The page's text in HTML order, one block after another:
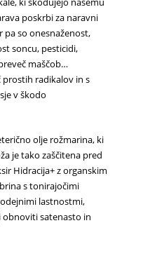
poskrbi za naravni
pa so onesnaženost,
soncu, pesticidi,
maščob…
prostih radikalov in s
v škodo
olje rožmarina, ki
je tako zaščitena pred
Hidracija+ z organskim
s tonirajočimi
lastnostmi,
satenasto in